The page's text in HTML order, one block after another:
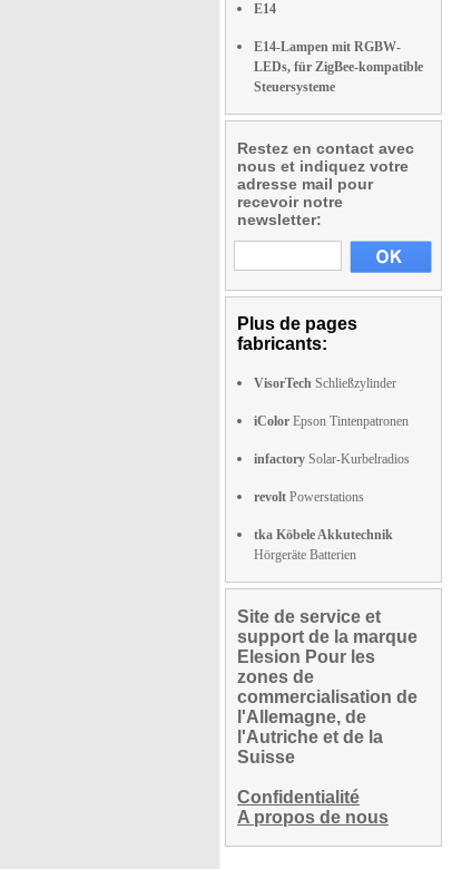
E14
E14-Lampen mit RGBW-
LEDs, für ZigBee-kompatible
Steuersysteme
Restez en contact avec
nous et indiquez votre
adresse mail pour
recevoir notre
newsletter:
Plus de pages
fabricants:
VisorTech Schließzylinder
iColor Epson Tintenpatronen
infactory Solar-Kurbelradios
revolt Powerstations
tka Köbele Akkutechnik
Hörgeräte Batterien
Site de service et
support de la marque
Elesion Pour les
zones de
commercialisation de
l'Allemagne, de
l'Autriche et de la
Suisse
Confidentialité
A propos de nous